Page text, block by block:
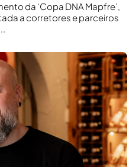
da ‘Copa DNA Mapfre’,
a corretores e parceiros